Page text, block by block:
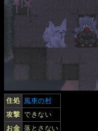
住処 風車の村
攻撃 できない
お金 落とさない